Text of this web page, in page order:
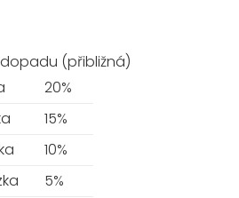
(přibližná)
20%
15%
10%
5%